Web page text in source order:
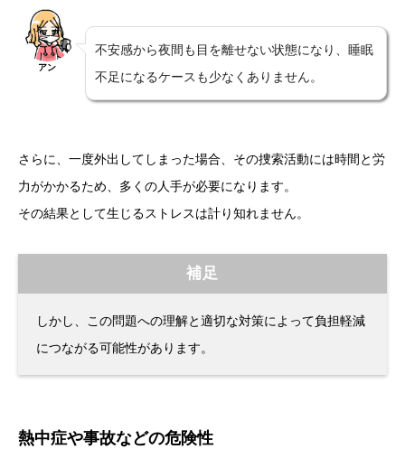
アン
不安感から夜間も目を離せない状態になり、睡眠
不足になるケースも少なくありません。
さらに、一度外出してしまった場合、その捜索活動には時間と労
力がかかるため、多くの人手が必要になります。
その結果として生じるストレスは計り知れません。
補足
しかし、この問題への理解と適切な対策によって負担軽減
につながる可能性があります。
熱中症や事故などの危険性